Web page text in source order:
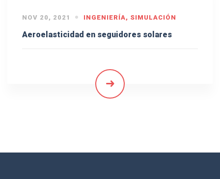
NOV 20, 2021 INGENIERÍA, SIMULACIÓN
Aeroelasticidad en seguidores solares